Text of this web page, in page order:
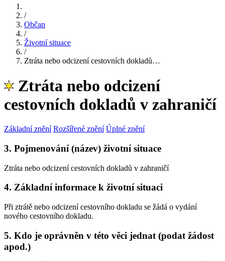
/
Občan
/
Životní situace
/
Ztráta nebo odcizení cestovních dokladů…
Ztráta nebo odcizení
cestovních dokladů v zahraničí
Základní znění Rozšířené znění Úplné znění
3. Pojmenování (název) životní situace
Ztráta nebo odcizení cestovních dokladů v zahraničí
4. Základní informace k životní situaci
Při ztrátě nebo odcizení cestovního dokladu se žádá o vydání
nového cestovního dokladu.
5. Kdo je oprávněn v této věci jednat (podat žádost
apod.)